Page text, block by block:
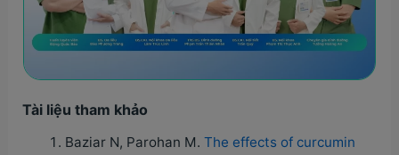
Tài liệu tham khảo
Baziar N, Parohan M. The effects of curcumin